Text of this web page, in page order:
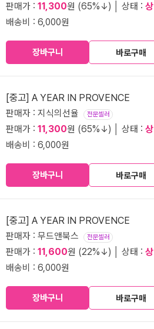
판매가 : 11,300원 (65%↓) │ 상태 : 상
배송비 : 6,000원
장바구니 바로구매
[중고] A YEAR IN PROVENCE
판매자 : 지식의선율 전문셀러
판매가 : 11,300원 (65%↓) │ 상태 : 상
배송비 : 6,000원
장바구니 바로구매
[중고] A YEAR IN PROVENCE
판매자 : 무드앤북스 전문셀러
판매가 : 11,600원 (22%↓) │ 상태 : 상
배송비 : 6,000원
장바구니 바로구매